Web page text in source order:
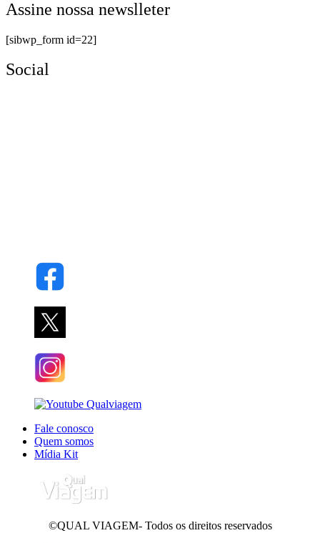
Assine nossa newslleter
[sibwp_form id=22]
Social
Fale conosco
Quem somos
Mídia Kit
©QUAL VIAGEM- Todos os direitos reservados